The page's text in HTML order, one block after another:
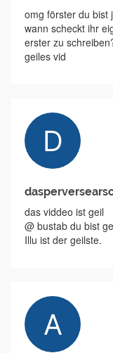
omg förster du bist
wann scheckt ihr
erster zu
geiles vid
das viddeo ist geil
@ bustab du bist
Illu ist der geilste.